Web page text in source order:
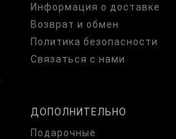
Информация о доставке
Возврат и обмен
Политика безопасности
Связаться с нами
ДОПОЛНИТЕЛЬНО
Подарочные